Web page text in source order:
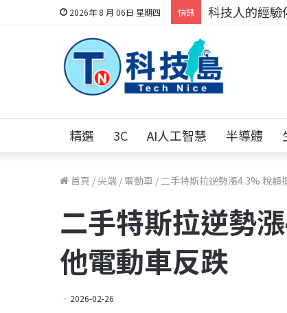
2026年 8 月 06日 星期四 快訊 科技人的經驗
精選 3C AI人工智慧 半導體
首頁 /尖端 / 電動車 / 二手特斯拉逆勢漲4.3% 稅額
二手特斯拉逆勢
他電動車反跌
2026-02-26